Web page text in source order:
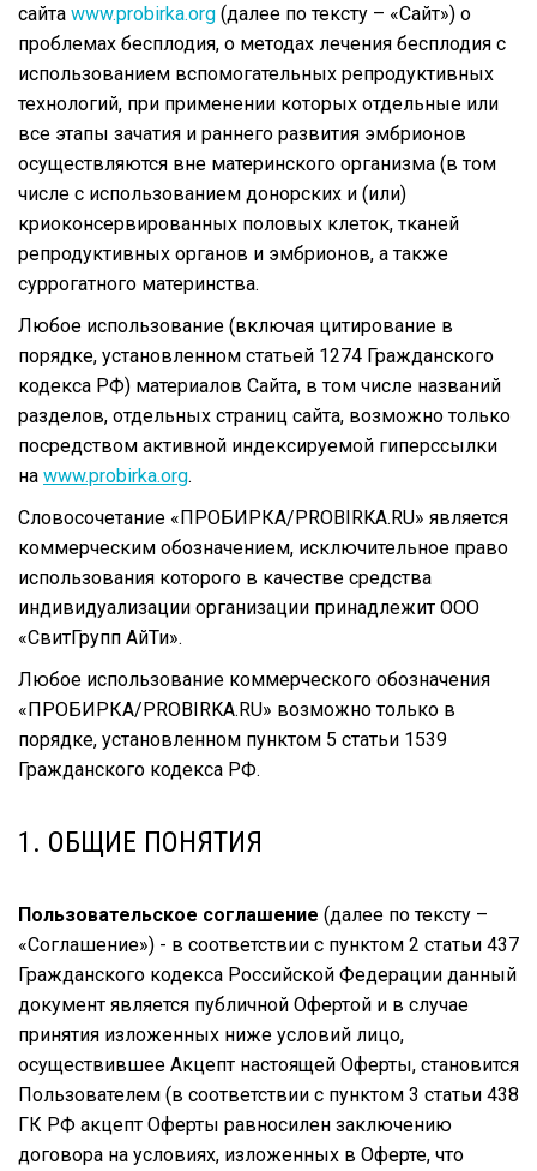
сайта www.probirka.org (далее по тексту – «Сайт») о
проблемах бесплодия, о методах лечения бесплодия с
использованием вспомогательных репродуктивных
технологий, при применении которых отдельные или
все этапы зачатия и раннего развития эмбрионов
осуществляются вне материнского организма (в том
числе с использованием донорских и (или)
криоконсервированных половых клеток, тканей
репродуктивных органов и эмбрионов, а также
суррогатного материнства.
Любое использование (включая цитирование в
порядке, установленном статьей 1274 Гражданского
кодекса РФ) материалов Сайта, в том числе названий
разделов, отдельных страниц сайта, возможно только
посредством активной индексируемой гиперссылки
на www.probirka.org.
Словосочетание «ПРОБИРКА/PROBIRKA.RU» является
коммерческим обозначением, исключительное право
использования которого в качестве средства
индивидуализации организации принадлежит ООО
«СвитГрупп АйТи».
Любое использование коммерческого обозначения
«ПРОБИРКА/PROBIRKA.RU» возможно только в
порядке, установленном пунктом 5 статьи 1539
Гражданского кодекса РФ.
1. ОБЩИЕ ПОНЯТИЯ
Пользовательское соглашение (далее по тексту –
«Соглашение») - в соответствии с пунктом 2 статьи 437
Гражданского кодекса Российской Федерации данный
документ является публичной Офертой и в случае
принятия изложенных ниже условий лицо,
осуществившее Акцепт настоящей Оферты, становится
Пользователем (в соответствии с пунктом 3 статьи 438
ГК РФ акцепт Оферты равносилен заключению
договора на условиях, изложенных в Оферте, что